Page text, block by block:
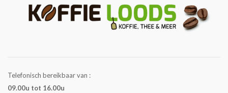
Telefonisch bereikbaar van :
09.00u tot 16.00u